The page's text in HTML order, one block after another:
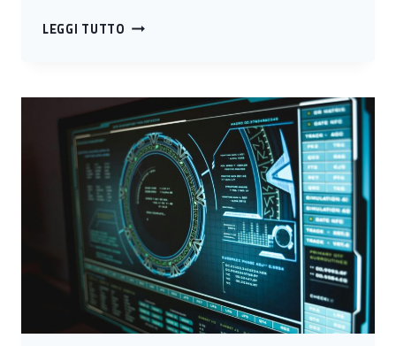
LEGGI TUTTO CYBER
PER
BIOMEDICINA
E
BIOTECNOLOGIE